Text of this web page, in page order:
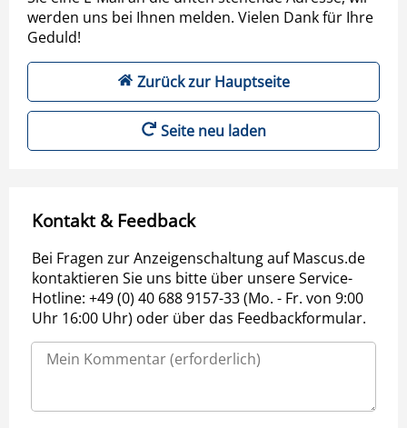
werden uns bei Ihnen melden. Vielen Dank für Ihre
Geduld!
Zurück zur Hauptseite
Seite neu laden
Kontakt & Feedback
Bei Fragen zur Anzeigenschaltung auf Mascus.de
kontaktieren Sie uns bitte über unsere Service-
Hotline: +49 (0) 40 688 9157-33 (Mo. - Fr. von 9:00
Uhr 16:00 Uhr) oder über das Feedbackformular.